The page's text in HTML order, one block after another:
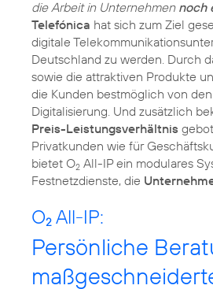
die Arbeit in Unternehmen noch
Telefónica hat sich zum Ziel
digitale
Deutschland zu werden. Durch
sowie die attraktiven Produkte
die Kunden bestmöglich von
Digitalisierung. Und zusätzlich
Preis-Leistungsverhältnis
Privatkunden wie für
bietet O2 All-IP ein modulares
Festnetzdienste, die
O2 All-IP:
Persönliche